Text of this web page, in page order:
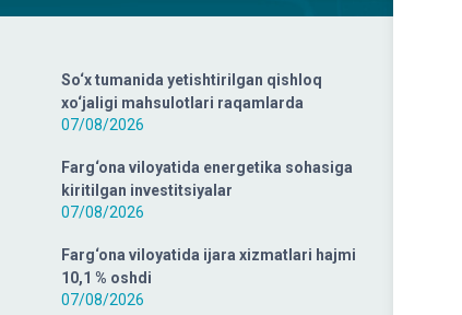
So‘x tumanida yetishtirilgan qishloq
xo‘jaligi mahsulotlari raqamlarda
07/08/2026
Farg‘ona viloyatida energetika sohasiga
kiritilgan investitsiyalar
07/08/2026
Farg‘ona viloyatida ijara xizmatlari hajmi
10,1 % oshdi
07/08/2026